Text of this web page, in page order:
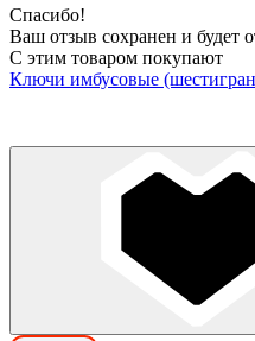
Спасибо!
Ваш отзыв сохранен и будет
С этим товаром покупают
Ключи имбусовые